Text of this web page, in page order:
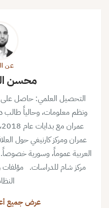
عن
محسن
التحصيل العلمي: حاصل على
ونظم معلومات، وحالياً طالب
عمران ومركز كارنيغي حول
العربية عموماً، وسورية
مركز شام للدراسات.
عرض جميع